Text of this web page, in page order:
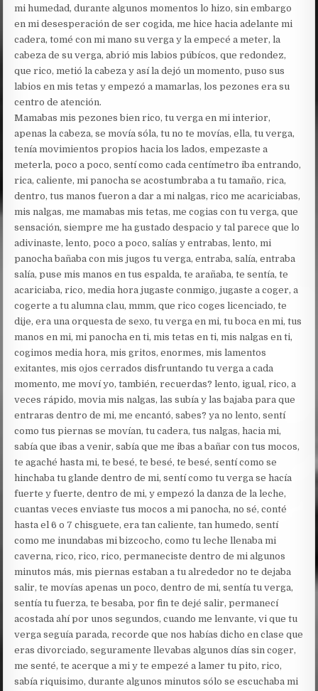
mi humedad, durante algunos momentos lo hizo, sin embargo
en mi desesperación de ser cogida, me hice hacia adelante mi
cadera, tomé con mi mano su verga y la empecé a meter, la
cabeza de su verga, abrió mis labios púbícos, que redondez,
que rico, metió la cabeza y así la dejó un momento, puso sus
labios en mis tetas y empezó a mamarlas, los pezones era su
centro de atención.
Mamabas mis pezones bien rico, tu verga en mi interior,
apenas la cabeza, se movía sóla, tu no te movías, ella, tu verga,
tenía movimientos propios hacia los lados, empezaste a
meterla, poco a poco, sentí como cada centímetro iba entrando,
rica, caliente, mi panocha se acostumbraba a tu tamaño, rica,
dentro, tus manos fueron a dar a mi nalgas, rico me acariciabas,
mis nalgas, me mamabas mis tetas, me cogias con tu verga, que
sensación, siempre me ha gustado despacio y tal parece que lo
adivinaste, lento, poco a poco, salías y entrabas, lento, mi
panocha bañaba con mis jugos tu verga, entraba, salía, entraba
salía, puse mis manos en tus espalda, te arañaba, te sentía, te
acariciaba, rico, media hora jugaste conmigo, jugaste a coger, a
cogerte a tu alumna clau, mmm, que rico coges licenciado, te
dije, era una orquesta de sexo, tu verga en mi, tu boca en mi, tus
manos en mi, mi panocha en ti, mis tetas en ti, mis nalgas en ti,
cogimos media hora, mis gritos, enormes, mis lamentos
exitantes, mis ojos cerrados disfruntando tu verga a cada
momento, me moví yo, también, recuerdas? lento, igual, rico, a
veces rápido, movia mis nalgas, las subía y las bajaba para que
entraras dentro de mi, me encantó, sabes? ya no lento, sentí
como tus piernas se movían, tu cadera, tus nalgas, hacia mi,
sabía que ibas a venir, sabía que me ibas a bañar con tus mocos,
te agaché hasta mi, te besé, te besé, te besé, sentí como se
hinchaba tu glande dentro de mi, sentí como tu verga se hacía
fuerte y fuerte, dentro de mi, y empezó la danza de la leche,
cuantas veces enviaste tus mocos a mi panocha, no sé, conté
hasta el 6 o 7 chisguete, era tan caliente, tan humedo, sentí
como me inundabas mi bizcocho, como tu leche llenaba mi
caverna, rico, rico, rico, permaneciste dentro de mi algunos
minutos más, mis piernas estaban a tu alrededor no te dejaba
salir, te movías apenas un poco, dentro de mi, sentía tu verga,
sentía tu fuerza, te besaba, por fin te dejé salir, permanecí
acostada ahí por unos segundos, cuando me lenvante, vi que tu
verga seguía parada, recorde que nos habías dicho en clase que
eras divorciado, seguramente llevabas algunos días sin coger,
me senté, te acerque a mi y te empezé a lamer tu pito, rico,
sabía riquisimo, durante algunos minutos sólo se escuchaba mi